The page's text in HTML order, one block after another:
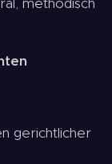
gerichtlicher